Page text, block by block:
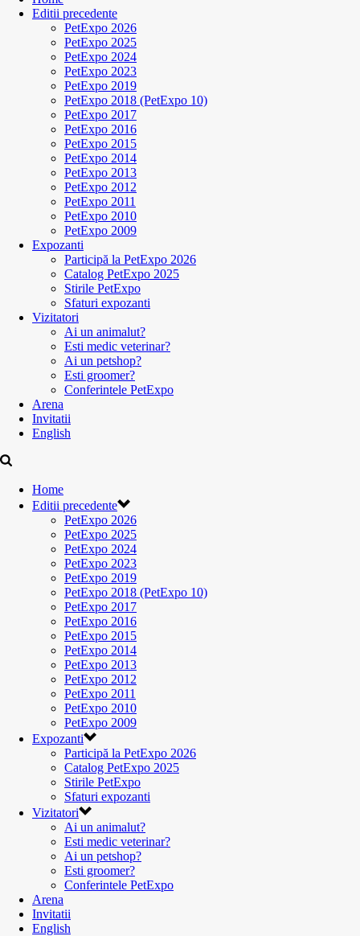
Editii precedente
PetExpo 2026
PetExpo 2025
PetExpo 2024
PetExpo 2023
PetExpo 2019
PetExpo 2018 (PetExpo 10)
PetExpo 2017
PetExpo 2016
PetExpo 2015
PetExpo 2014
PetExpo 2013
PetExpo 2012
PetExpo 2011
PetExpo 2010
PetExpo 2009
Expozanti
Participă la PetExpo 2026
Catalog PetExpo 2025
Stirile PetExpo
Sfaturi expozanti
Vizitatori
Ai un animalut?
Esti medic veterinar?
Ai un petshop?
Esti groomer?
Conferintele PetExpo
Arena
Invitatii
English
Home
Editii precedente
PetExpo 2026
PetExpo 2025
PetExpo 2024
PetExpo 2023
PetExpo 2019
PetExpo 2018 (PetExpo 10)
PetExpo 2017
PetExpo 2016
PetExpo 2015
PetExpo 2014
PetExpo 2013
PetExpo 2012
PetExpo 2011
PetExpo 2010
PetExpo 2009
Expozanti
Participă la PetExpo 2026
Catalog PetExpo 2025
Stirile PetExpo
Sfaturi expozanti
Vizitatori
Ai un animalut?
Esti medic veterinar?
Ai un petshop?
Esti groomer?
Conferintele PetExpo
Arena
Invitatii
English